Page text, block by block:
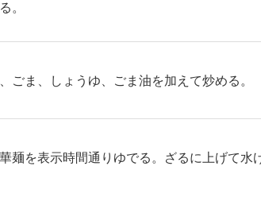
。
ごま、しょうゆ、ごま油を加えて炒める。
麺を表示時間通りゆでる。ざるに上げて水